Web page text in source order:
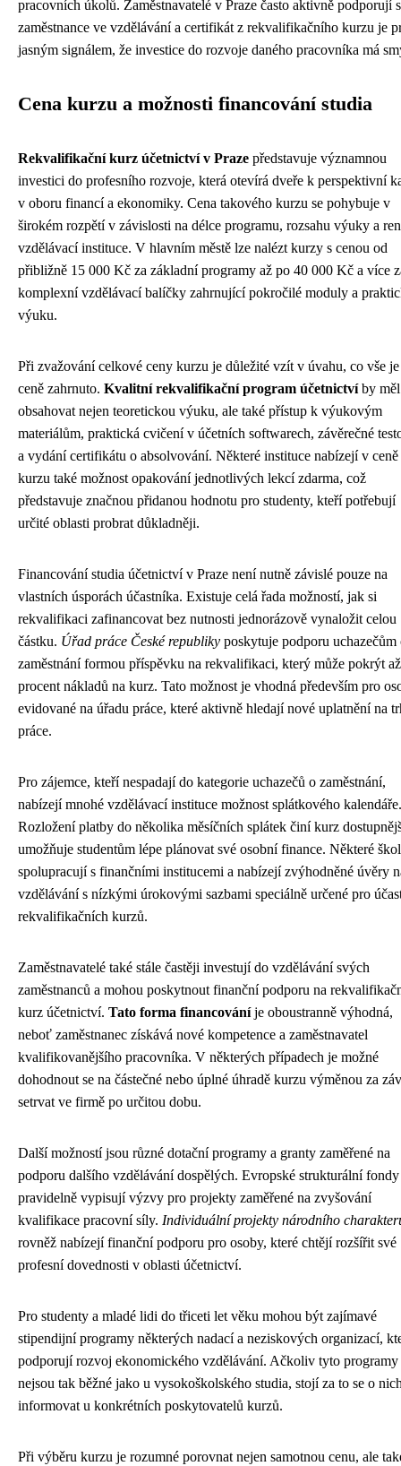
pracovních úkolů. Zaměstnavatelé v Praze často aktivně podporují
zaměstnance ve vzdělávání a certifikát z rekvalifikačního kurzu je
jasným signálem, že investice do rozvoje daného pracovníka má
Cena kurzu a možnosti financování studia
Rekvalifikační kurz účetnictví v Praze představuje významnou
investici do profesního rozvoje, která otevírá dveře k perspektivní
v oboru financí a ekonomiky. Cena takového kurzu se pohybuje v
širokém rozpětí v závislosti na délce programu, rozsahu výuky a
vzdělávací instituce. V hlavním městě lze nalézt kurzy s cenou od
přibližně 15 000 Kč za základní programy až po 40 000 Kč a více
komplexní vzdělávací balíčky zahrnující pokročilé moduly a
výuku.
Při zvažování celkové ceny kurzu je důležité vzít v úvahu, co vše
ceně zahrnuto. Kvalitní rekvalifikační program účetnictvíby měl
obsahovat nejen teoretickou výuku, ale také přístup k výukovým
materiálům, praktická cvičení v účetních softwarech, závěrečné
a vydání certifikátu o absolvování. Některé instituce nabízejí v ceně
kurzu také možnost opakování jednotlivých lekcí zdarma, což
představuje značnou přidanou hodnotu pro studenty, kteří potřebují
určité oblasti probrat důkladněji.
Financování studia účetnictví v Praze není nutně závislé pouze na
vlastních úsporách účastníka. Existuje celá řada možností, jak si
rekvalifikaci zafinancovat bez nutnosti jednorázově vynaložit celou
částku. Úřad práce České republiky poskytuje podporu uchazečům
zaměstnání formou příspěvku na rekvalifikaci, který může pokrýt
procent nákladů na kurz. Tato možnost je vhodná především pro
evidované na úřadu práce, které aktivně hledají nové uplatnění na
práce.
Pro zájemce, kteří nespadají do kategorie uchazečů o zaměstnání,
nabízejí mnohé vzdělávací instituce možnost splátkového kalendáře.
Rozložení platby do několika měsíčních splátek činí kurz
umožňuje studentům lépe plánovat své osobní finance. Některé
spolupracují s finančními institucemi a nabízejí zvýhodněné úvěry
vzdělávání s nízkými úrokovými sazbami speciálně určené pro
rekvalifikačních kurzů.
Zaměstnavatelé také stále častěji investují do vzdělávání svých
zaměstnanců a mohou poskytnout finanční podporu na
kurz účetnictví. Tato forma financováníje oboustranně výhodná,
neboť zaměstnanec získává nové kompetence a zaměstnavatel
kvalifikovanějšího pracovníka. V některých případech je možné
dohodnout se na částečné nebo úplné úhradě kurzu výměnou za
setrvat ve firmě po určitou dobu.
Další možností jsou různé dotační programy a granty zaměřené na
podporu dalšího vzdělávání dospělých. Evropské strukturální fondy
pravidelně vypisují výzvy pro projekty zaměřené na zvyšování
kvalifikace pracovní síly. Individuální projekty národního
rovněž nabízejí finanční podporu pro osoby, které chtějí rozšířit své
profesní dovednosti v oblasti účetnictví.
Pro studenty a mladé lidi do třiceti let věku mohou být zajímavé
stipendijní programy některých nadací a neziskových organizací,
podporují rozvoj ekonomického vzdělávání. Ačkoliv tyto programy
nejsou tak běžné jako u vysokoškolského studia, stojí za to se o
informovat u konkrétních poskytovatelů kurzů.
Při výběru kurzu je rozumné porovnat nejen samotnou cenu, ale